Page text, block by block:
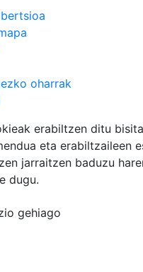
oharrak
erabiltzen ditu
eta erabiltzaileen
jarraitzen baduzu
dugu.
gehiago